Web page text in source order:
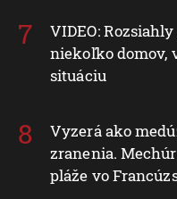
VIDEO:
niekoľko domov,
situáciu
Vyzerá ako
zranenia.
pláže vo